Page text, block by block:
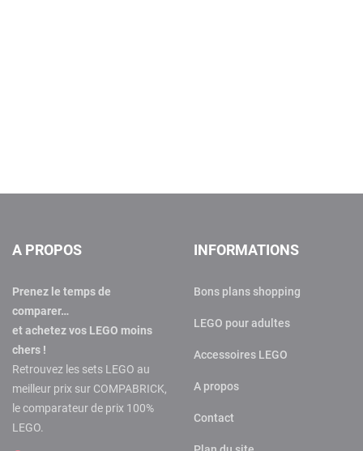
A PROPOS
Prenez le temps de
comparer…
et achetez vos LEGO moins
chers !
Retrouvez les sets LEGO au
meilleur prix sur COMPABRICK,
le comparateur de prix 100%
LEGO.
INFORMATIONS
Bons plans shopping
LEGO pour adultes
Accessoires LEGO
A propos
Contact